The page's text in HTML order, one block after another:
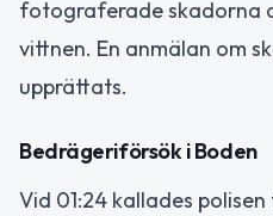
fotograferade skadorna
vittnen. En anmälan om
upprättats.
Bedrägeriförsök i Boden
Vid 01:24 kallades